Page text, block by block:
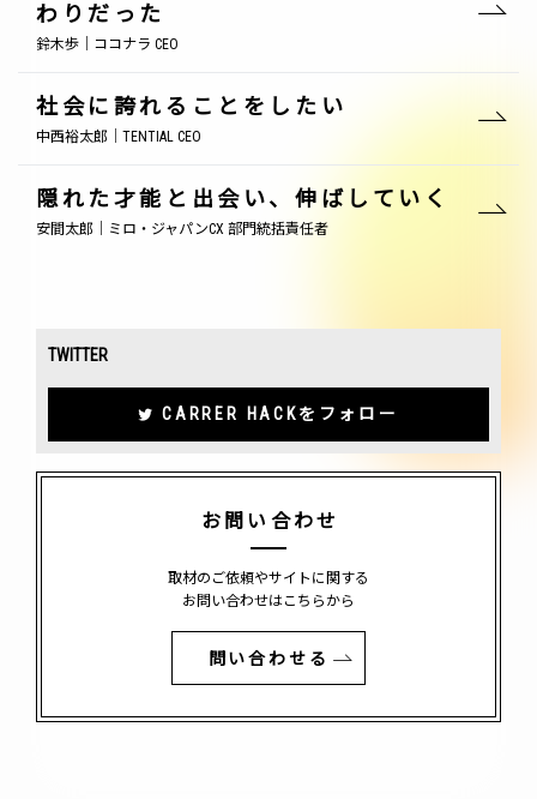
わりだった
鈴木歩｜ココナラ CEO
社会に誇れることをしたい
中西裕太郎｜TENTIAL CEO
隠れた才能と出会い、伸ばしていく
安間太郎｜ミロ・ジャパンCX 部門統括責任者
TWITTER
CARRER HACKをフォロー
お問い合わせ
取材のご依頼やサイトに関する
お問い合わせはこちらから
問い合わせる